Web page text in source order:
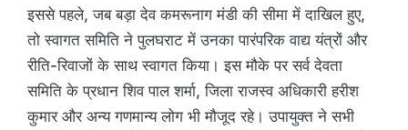
इससे पहले, जब बड़ा देव कमरूनाग मंडी की सीमा में दाखिल हुए,
तो स्वागत समिति ने पुलघराट में उनका पारंपरिक वाद्य यंत्रों और
रीति-रिवाजों के साथ स्वागत किया। इस मौके पर सर्व देवता
समिति के प्रधान शिव पाल शर्मा, जिला राजस्व अधिकारी हरीश
कुमार और अन्य गणमान्य लोग भी मौजूद रहे। उपायुक्त ने सभी